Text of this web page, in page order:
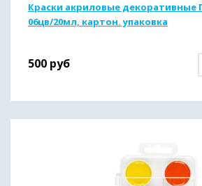
Краски акриловые декоративные
06цв/20мл, картон. упаковка
500 руб